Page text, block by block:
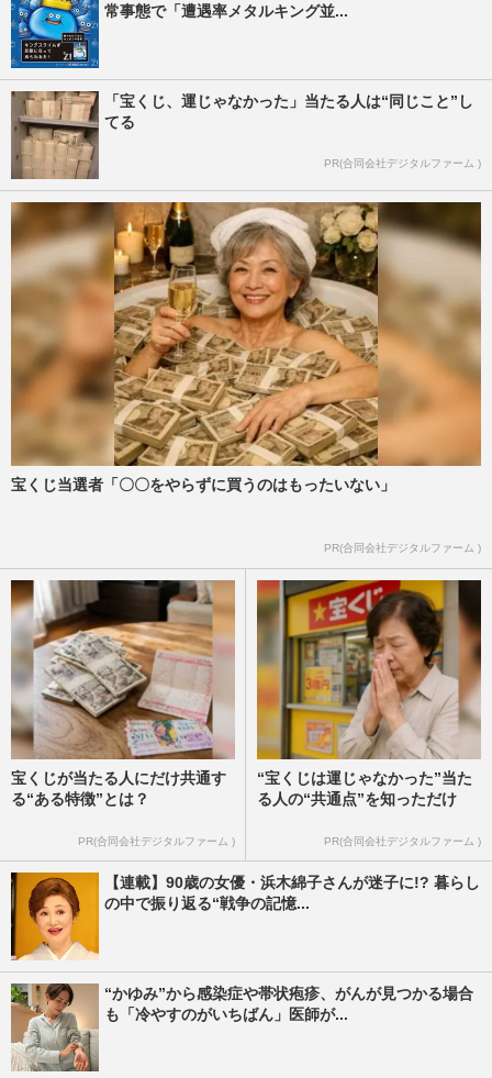
常事態で「遭遇率メタルキング並...
「宝くじ、運じゃなかった」当たる人は“同じこと”し
てる
PR(合同会社デジタルファーム )
宝くじ当選者「〇〇をやらずに買うのはもったいない」
PR(合同会社デジタルファーム )
宝くじが当たる人にだけ共通す
る“ある特徴”とは？
PR(合同会社デジタルファーム )
“宝くじは運じゃなかった”当た
る人の“共通点”を知っただけ
PR(合同会社デジタルファーム )
【連載】90歳の女優・浜木綿子さんが迷子に!? 暮らし
の中で振り返る“戦争の記憶...
“かゆみ”から感染症や帯状疱疹、がんが見つかる場合
も「冷やすのがいちばん」医師が...